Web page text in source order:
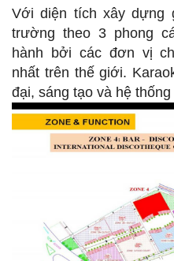
Với diện tích xây dựng
trường theo 3 phong
hành bởi các đơn vị
nhất trên thế giới.
đại, sáng tạo và hệ